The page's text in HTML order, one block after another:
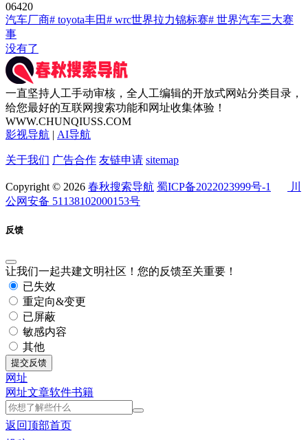
06420
汽车厂商# toyota丰田# wrc世界拉力锦标赛# 世界汽车三大赛
事
没有了
一直坚持人工手动审核，全人工编辑的开放式网站分类目录，
给您最好的互联网搜索功能和网址收集体验！
WWW.CHUNQIUSS.COM
影视导航 | AI导航
关于我们 广告合作 友链申请 sitemap
Copyright © 2026 春秋搜索导航 蜀ICP备2022023999号-1
川
公网安备 51138102000153号
反馈
让我们一起共建文明社区！您的反馈至关重要！
已失效
重定向&变更
已屏蔽
敏感内容
其他
提交反馈
网址
网址文章软件书籍
返回顶部首页